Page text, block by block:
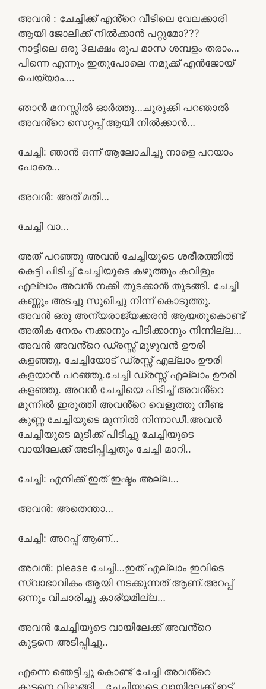
അവൻ : ചേച്ചിക്ക് എൻ്റെ വീടിലെ വേലക്കാരി
ആയി ജോലിക്ക് നിൽക്കാൻ പറ്റുമോ???
നാട്ടിലെ ഒരു 3ലക്ഷം രൂപ മാസ ശമ്പളം തരാം…
പിന്നെ എന്നും ഇതുപോലെ നമുക്ക് എൻജോയ്
ചെയ്യാം….
ഞാൻ മനസ്സിൽ ഓർത്തു…ചുരുക്കി പറഞാൽ
അവൻ്റെ സെറ്റപ്പ് ആയി നിൽക്കാൻ…
ചേച്ചി: ഞാൻ ഒന്ന് ആലോചിച്ചു നാളെ പറയാം
പോരെ…
അവൻ: അത് മതി…
ചേച്ചി വാ…
അത് പറഞ്ഞു അവൻ ചേച്ചിയുടെ ശരീരത്തിൽ
കെട്ടി പിടിച്ച് ചേച്ചിയുടെ കഴുത്തും കവിളും
എല്ലാം അവൻ നക്കി തുടക്കാൻ തുടങ്ങി. ചേച്ചി
കണ്ണും അടച്ചു സുഖിച്ചു നിന്ന് കൊടുത്തു.
അവൻ ഒരു അന്യരാജ്യക്കരൻ ആയതുകൊണ്ട്
അതിക നേരം നക്കാനും പിടിക്കാനും നിന്നില്ല…
അവൻ അവൻ്റെ ഡ്രസ്സ് മുഴുവൻ ഊരി
കളഞ്ഞു. ചേച്ചിയോട് ഡ്രസ്സ് എല്ലാം ഊരി
കളയാൻ പറഞ്ഞു.ചേച്ചി ഡ്രസ്സ് എല്ലാം ഊരി
കളഞ്ഞു. അവൻ ചേച്ചിയെ പിടിച്ച് അവൻ്റെ
മുന്നിൽ ഇരുത്തി അവൻ്റെ വെളുത്തു നീണ്ട
കുണ്ണ ചേച്ചിയുടെ മുന്നിൽ നിന്നാഡീ.അവൻ
ചേച്ചിയുടെ മുടിക്ക് പിടിച്ചു ചേച്ചിയുടെ
വായിലേക്ക് അടിപ്പിച്ചതും ചേച്ചി മാറി..
ചേച്ചി: എനിക്ക് ഇത് ഇഷ്ടം അല്ല…
അവൻ: അതെന്താ…
ചേച്ചി: അറപ്പ് ആണ്…
അവൻ: please ചേച്ചി…ഇത് എല്ലാം ഇവിടെ
സ്വാഭാവികം ആയി നടക്കുന്നത് ആണ്.അറപ്പ്
ഒന്നും വിചാരിച്ചു കാര്യമില്ല…
അവൻ ചേച്ചിയുടെ വായിലേക്ക് അവൻ്റെ
കുട്ടനെ അടിപ്പിച്ചു..
എന്നെ ഞെട്ടിച്ചു കൊണ്ട് ചേച്ചി അവൻ്റെ
കുട്ടനെ വിഴുങ്ങി… ചേച്ചിയുടെ വായിലേക്ക് ഇട്ട്